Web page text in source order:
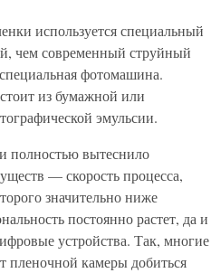
используется специальный
чем современный струйный
фотомашина.
из бумажной или
эмульсии.
полностью вытеснило
— скорость процесса,
значительно ниже
постоянно растет, да и
устройства. Так, многие
пленочной камеры добиться